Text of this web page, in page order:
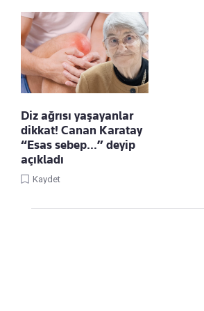
Diz ağrısı yaşayanlar
dikkat! Canan Karatay
“Esas sebep…” deyip
açıkladı
Kaydet